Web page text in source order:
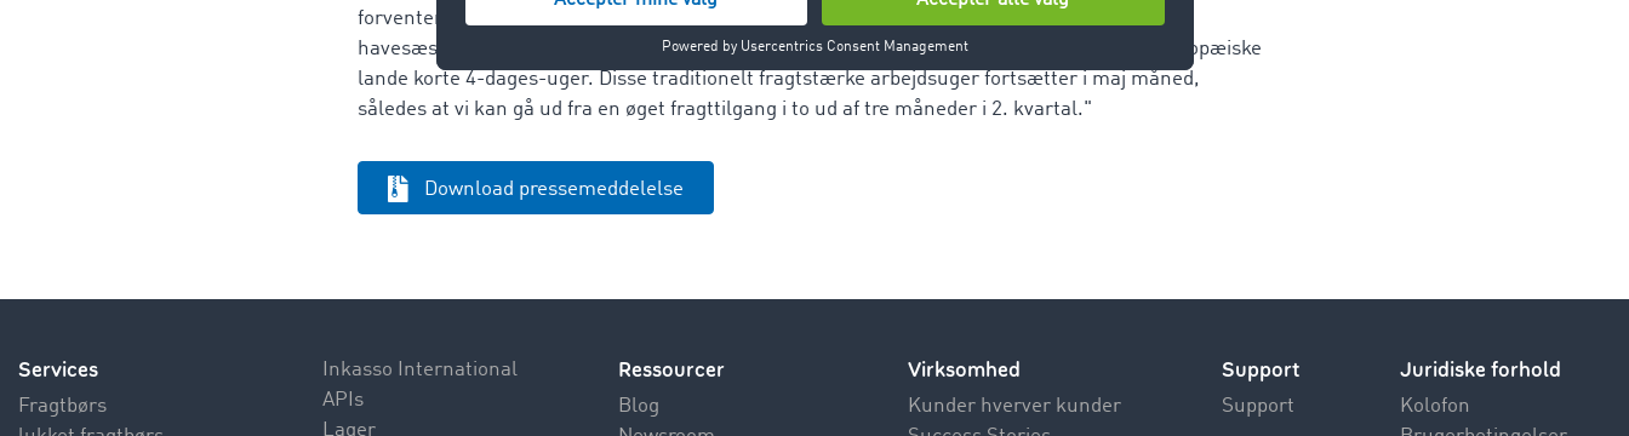
forventer, at det bliver endnu bedre: "2. kvartal vil blive fantastisk. Helt sikkert. Grill- og
havesæsonen starter med et godt forårsvejr, og hen over påskedagene havde vi i mange europæiske
lande korte 4-dages-uger. Disse traditionelt fragtstærke arbejdsuger fortsætter i maj måned,
således at vi kan gå ud fra en øget fragttilgang i to ud af tre måneder i 2. kvartal."
Download pressemeddelelse
Services
Fragtbørs
Inkasso International
APIs
Lager
Ressourcer
Blog
Virksomhed
Kunder hverver kunder
Support
Support
Juridiske forhold
Kolofon